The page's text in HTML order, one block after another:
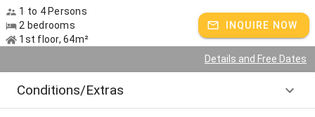
1 to 4 Persons
2 bedrooms
1st floor, 64m²
INQUIRE NOW
Details and Free Dates
Conditions/Extras